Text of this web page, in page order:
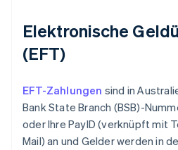
Elektronische
(EFT)
EFT-Zahlungen sind in
Bank State Branch (BSB)-
oder Ihre PayID (verknüpft mit
Mail) an und Gelder werden in